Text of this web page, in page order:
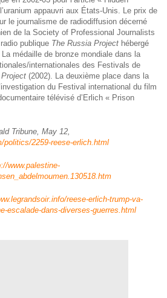
appauvri aux États-Unis. Le prix de
le journalisme de radiodiffusion décerné
de la Society of Professional Journalists
publique The Russia Project hébergé
médaille de bronze mondiale dans la
internationales des Festivals de
(2002). La deuxième place dans la
du Festival international du film
télévisé d’Erlich « Prison
Tribune, May 12,
politics/2259-reese-erlich.html
www.palestine-
reese-erlich-trump-va-
escalade-dans-diverses-guerres.html